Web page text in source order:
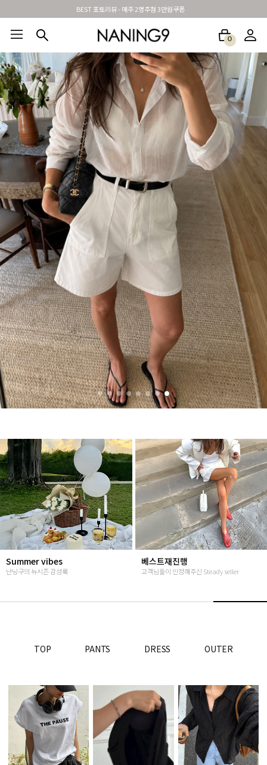
BEST 포토리뷰 - 매주 2명추첨 3만원쿠폰
0
BEST100🤍 NEW5% 베스트재진행 썸머여행룩 아울렛 하객&모임룩
Summer vibes
난닝구의 뉴시즌 감성룩
베스트재진행
고객님들이 인정해주신 Steady seller
TOP PANTS DRESS OUTER